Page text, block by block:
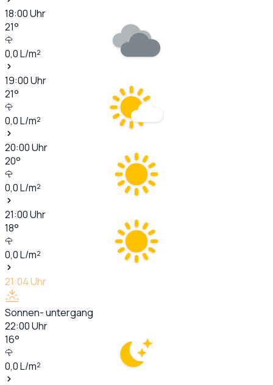
18:00Uhr
21°
0,0L/m²
19:00Uhr
21°
0,0L/m²
20:00Uhr
20°
0,0L/m²
21:00Uhr
18°
0,0L/m²
21:04Uhr
Sonnen- untergang
22:00Uhr
16°
0,0L/m²